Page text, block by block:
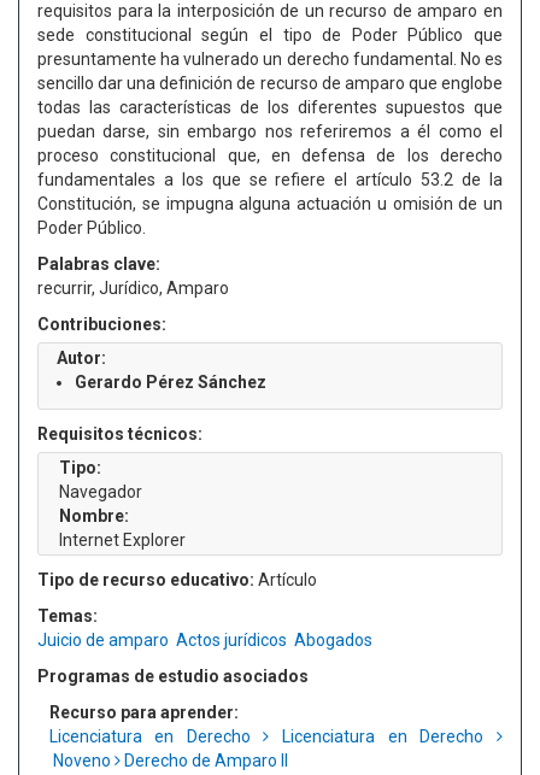
requisitos para la interposición de un recurso de amparo en
sede constitucional según el tipo de Poder Público que
presuntamente ha vulnerado un derecho fundamental. No es
sencillo dar una definición de recurso de amparo que englobe
todas las características de los diferentes supuestos que
puedan darse, sin embargo nos referiremos a él como el
proceso constitucional que, en defensa de los derecho
fundamentales a los que se refiere el artículo 53.2 de la
Constitución, se impugna alguna actuación u omisión de un
Poder Público.
Palabras clave:
recurrir, Jurídico, Amparo
Contribuciones:
Autor:
Gerardo Pérez Sánchez
Requisitos técnicos:
Tipo:
Navegador
Nombre:
Internet Explorer
Tipo de recurso educativo: Artículo
Temas:
Juicio de amparo Actos jurídicos Abogados
Programas de estudio asociados
Recurso para aprender:
Licenciatura en Derecho
Licenciatura en Derecho
Noveno
Derecho de Amparo II